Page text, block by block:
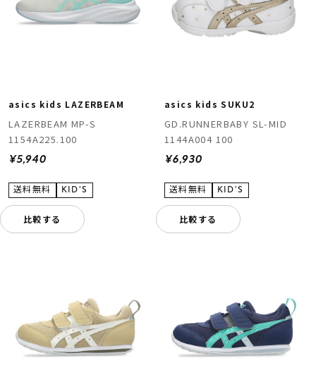
asics kids LAZERBEAM
LAZERBEAM MP-S
1154A225.100
¥5,940
比較する
asics kids SUKU2
GD.RUNNERBABY SL-MID
1144A004 100
¥6,930
比較する